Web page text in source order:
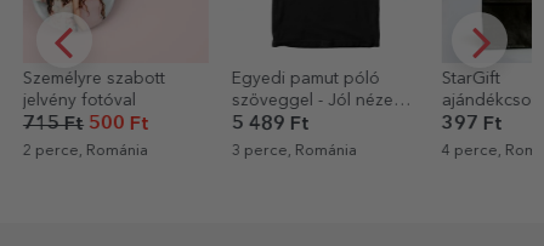
Egyedi pamut póló
szöveggel - Jól nézek
ki a koromhoz képest
5 489 Ft
3 perce, Románia
StarGift
ajándékcsomag
397 Ft
4 perce, Románia
Személyre
baba body
Mot Cut
3 102 Ft
4 perce,